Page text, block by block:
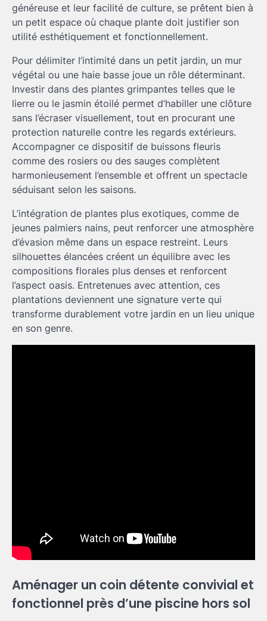
généreuse et leur facilité de culture, se prêtent bien à
un petit espace où chaque plante doit justifier son
utilité esthétiquement et fonctionnellement.
Pour délimiter l’intimité dans un petit jardin, un mur
végétal ou une haie basse joue un rôle déterminant.
Investir dans des plantes grimpantes telles que le
lierre ou le jasmin étoilé permet d’habiller une clôture
sans l’écraser visuellement, tout en procurant une
protection naturelle contre les regards extérieurs.
Accompagner ce dispositif de buissons fleuris
comme des rosiers ou des sauges complètent
harmonieusement l’ensemble et offrent un spectacle
séduisant selon les saisons.
L’intégration de plantes plus exotiques, comme de
jeunes palmiers nains, peut renforcer une atmosphère
d’évasion même dans un espace restreint. Leurs
silhouettes élancées créent un équilibre avec les
compositions florales plus denses et renforcent
l’aspect oasis. Entretenues avec attention, ces
plantations deviennent une signature verte qui
transforme durablement votre jardin en un lieu unique
en son genre.
Aménager un coin détente convivial et
fonctionnel près d’une piscine hors sol